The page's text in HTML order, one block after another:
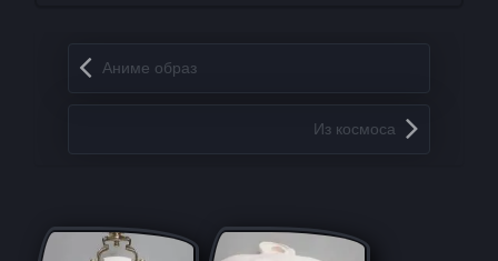
Запись навигация
Аниме образ
Из космоса